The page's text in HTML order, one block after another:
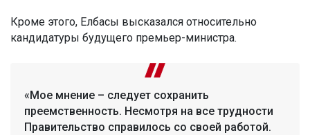
Кроме этого, Елбасы высказался относительно
кандидатуры будущего премьер-министра.
«Мое мнение – следует сохранить
преемственность. Несмотря на все трудности
Правительство справилось со своей работой.